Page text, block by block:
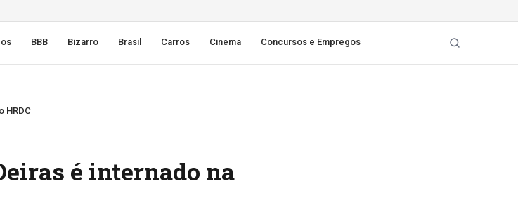
BBB Bizarro Brasil Carros Cinema Concursos e Empregos
HRDC
é internado na